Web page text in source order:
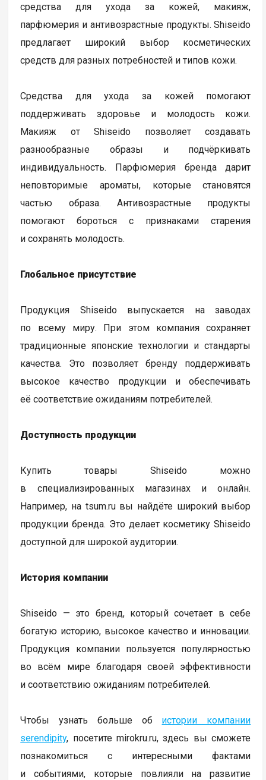
средства для ухода за кожей, макияж,
парфюмерия и антивозрастные продукты. Shiseido
предлагает широкий выбор косметических
средств для разных потребностей и типов кожи.
Средства для ухода за кожей помогают
поддерживать здоровье и молодость кожи.
Макияж от Shiseido позволяет создавать
разнообразные образы и подчёркивать
индивидуальность. Парфюмерия бренда дарит
неповторимые ароматы, которые становятся
частью образа. Антивозрастные продукты
помогают бороться с признаками старения
и сохранять молодость.
Глобальное присутствие
Продукция Shiseido выпускается на заводах
по всему миру. При этом компания сохраняет
традиционные японские технологии и стандарты
качества. Это позволяет бренду поддерживать
высокое качество продукции и обеспечивать
её соответствие ожиданиям потребителей.
Доступность продукции
Купить товары Shiseido можно
в специализированных магазинах и онлайн.
Например, на tsum.ru вы найдёте широкий выбор
продукции бренда. Это делает косметику Shiseido
доступной для широкой аудитории.
История компании
Shiseido — это бренд, который сочетает в себе
богатую историю, высокое качество и инновации.
Продукция компании пользуется популярностью
во всём мире благодаря своей эффективности
и соответствию ожиданиям потребителей.
Чтобы узнать больше об истории компании
serendipity, посетите mirokru.ru, здесь вы сможете
познакомиться с интересными фактами
и событиями, которые повлияли на развитие